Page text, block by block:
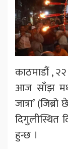
काठमाडौं ,
आज साँझ
जात्रा’
हुन्छ ।